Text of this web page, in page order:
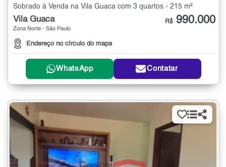
Sobrado à Venda na Vila Guaca com 3 quartos - 215 m²
Vila Guaca
Zona Norte - São Paulo
Endereço no círculo do mapa
R$ 990.000
WhatsApp Contatar